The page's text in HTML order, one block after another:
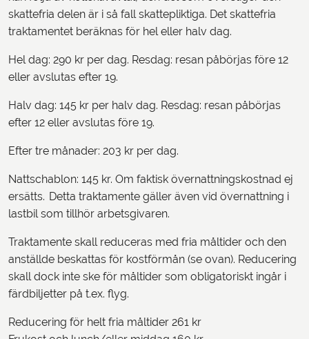
skattefria delen är i så fall skattepliktiga. Det skattefria
traktamentet beräknas för hel eller halv dag.
Hel dag: 290 kr per dag. Resdag: resan påbörjas före 12
eller avslutas efter 19.
Halv dag: 145 kr per halv dag. Resdag: resan påbörjas
efter 12 eller avslutas före 19.
Efter tre månader: 203 kr per dag.
Nattschablon: 145 kr. Om faktisk övernattningskostnad ej
ersätts. Detta traktamente gäller även vid övernattning i
lastbil som tillhör arbetsgivaren.
Traktamente skall reduceras med fria måltider och den
anställde beskattas för kostförmån (se ovan). Reducering
skall dock inte ske för måltider som obligatoriskt ingår i
färdbiljetter på t.ex. flyg.
Reducering för helt fria måltider 261 kr